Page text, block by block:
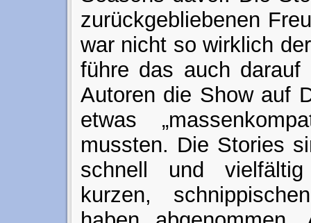
zurückgebliebenen
war nicht so wirklich
führe das auch
Autoren die Show auf
etwas
mussten. Die Stories
schnell und
kurzen,